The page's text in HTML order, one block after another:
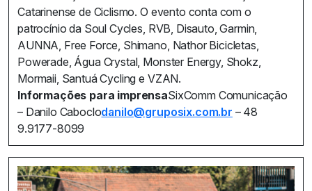
Catarinense de Ciclismo. O evento conta com o
patrocínio da Soul Cycles, RVB, Disauto, Garmin,
AUNNA, Free Force, Shimano, Nathor Bicicletas,
Powerade, Água Crystal, Monster Energy, Shokz,
Mormaii, Santuá Cycling e VZAN.
Informações para imprensaSixComm Comunicação
– Danilo Caboclodanilo@gruposix.com.br – 48
9.9177-8099